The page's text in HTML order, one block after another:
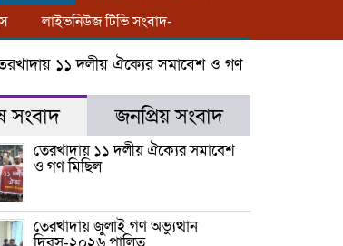
লাইভনিউজ টিভি সংবাদ-
১১ দলীয় ঐক্যের সমাবেশ ও গণ মিছিল
সংবাদ জনপ্রিয় সংবাদ
তেরখাদায় ১১ দলীয় ঐক্যের সমাবেশ
ও গণ মিছিল
তেরখাদায় জুলাই গণ অভ্যুত্থান